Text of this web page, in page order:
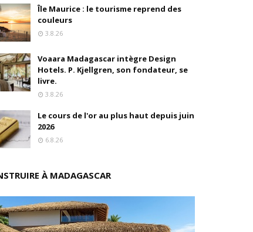
et la désirabilité
Île Maurice : le tourisme reprend des
couleurs
3.8.26
Voaara Madagascar intègre Design
Hotels. P. Kjellgren, son fondateur, se
livre.
3.8.26
Le cours de l'or au plus haut depuis juin
2026
6.8.26
À MADAGASCAR